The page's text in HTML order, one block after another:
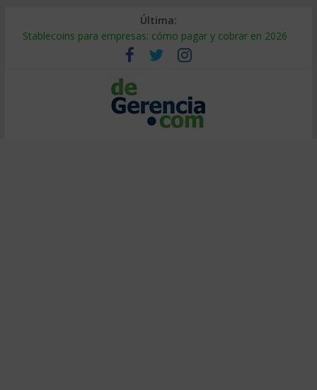
Última:
Stablecoins para empresas: cómo pagar y cobrar en 2026
Despido silencioso: qué es y por qué sale tan caro
IA en selección de personal: cómo auditarla a tiempo
Trabajo forzoso en la cadena de suministro: qué hacer
Mercado hispano de EE. UU.: cómo segmentarlo y venderle